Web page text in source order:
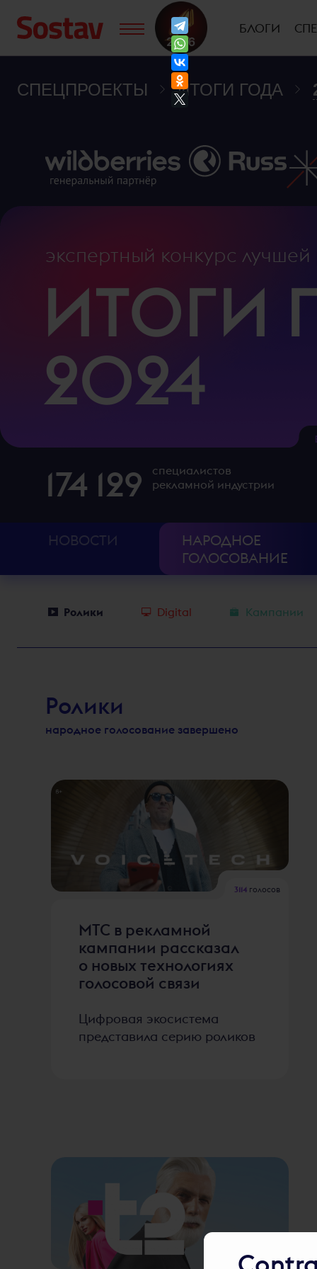
БЛОГИ
СПЕЦПРОЕКТЫ ИТОГИ ГОДА
экспертный конкурс лучшей
ИТОГИ
2024
174 129
специалистов
рекламной индустрии
НОВОСТИ
НАРОДНОЕ
ГОЛОСОВАНИЕ
Ролики Digital Кампании
Ролики
народное голосование завершено
3114голосов
МТС в рекламной
кампании рассказал
о новых технологиях
голосовой связи
Цифровая экосистема
представила серию роликов
2511 голосов